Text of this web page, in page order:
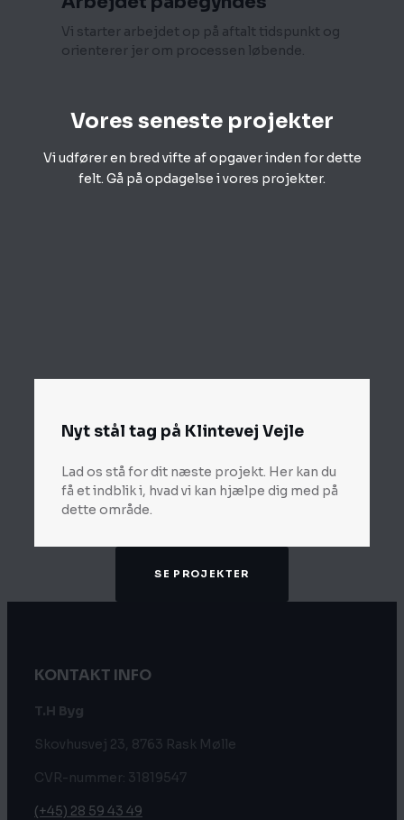
Vi starter arbejdet op på aftalt tidspunkt og
orienterer jer om processen løbende.
Vores seneste projekter
Vi udfører en bred vifte af opgaver inden for dette
felt. Gå på opdagelse i vores projekter.
Nyt stål tag på Klintevej Vejle
Lad os stå for dit næste projekt. Her kan du
få et indblik i, hvad vi kan hjælpe dig med på
dette område.
SE PROJEKTER
KONTAKT INFO
T.H Byg
Skovhusvej 23, 8763 Rask Mølle
CVR-nummer: 31819547
(+45) 28 59 43 49